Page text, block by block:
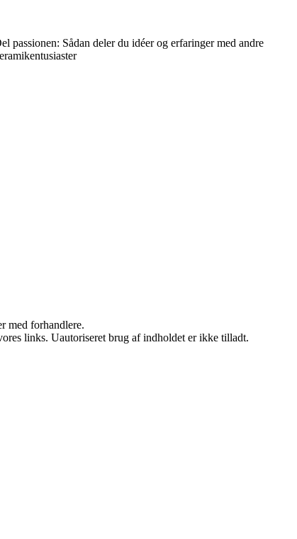
passionen: Sådan deler du idéer og erfaringer med andre
med forhandlere.
links. Uautoriseret brug af indholdet er ikke tilladt.